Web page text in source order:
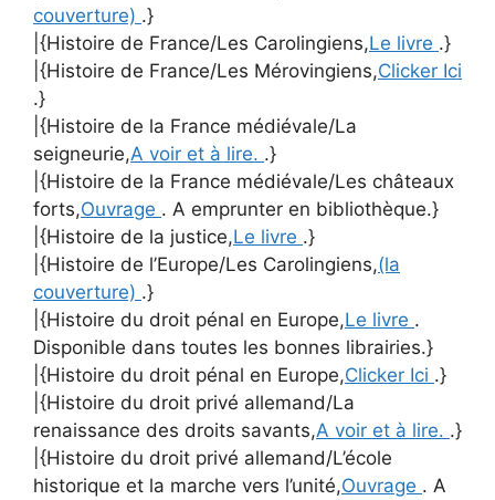
couverture) .}
|{Histoire de France/Les Carolingiens,Le livre .}
|{Histoire de France/Les Mérovingiens,Clicker Ici
.}
|{Histoire de la France médiévale/La
seigneurie,A voir et à lire. .}
|{Histoire de la France médiévale/Les châteaux
forts,Ouvrage . A emprunter en bibliothèque.}
|{Histoire de la justice,Le livre .}
|{Histoire de l’Europe/Les Carolingiens,(la
couverture) .}
|{Histoire du droit pénal en Europe,Le livre .
Disponible dans toutes les bonnes librairies.}
|{Histoire du droit pénal en Europe,Clicker Ici .}
|{Histoire du droit privé allemand/La
renaissance des droits savants,A voir et à lire. .}
|{Histoire du droit privé allemand/L’école
historique et la marche vers l’unité,Ouvrage . A